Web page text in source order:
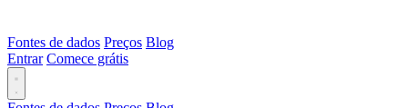
Fontes de dados Preços Blog
Entrar Comece grátis